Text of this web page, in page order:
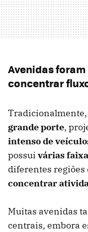
Avenidas
concentrar
grande porte,
intenso de
possui várias
diferentes regiões
concentrar
Muitas avenidas
centrais, embora